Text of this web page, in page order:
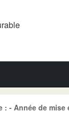
- Année de mise